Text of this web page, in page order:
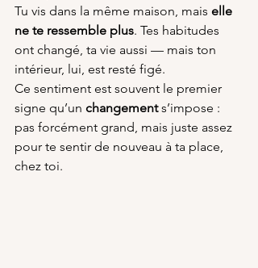
Tu vis dans la même maison, mais elle
ne te ressemble plus. Tes habitudes
ont changé, ta vie aussi — mais ton
intérieur, lui, est resté figé.
Ce sentiment est souvent le premier
signe qu’un changement s’impose :
pas forcément grand, mais juste assez
pour te sentir de nouveau à ta place,
chez toi.